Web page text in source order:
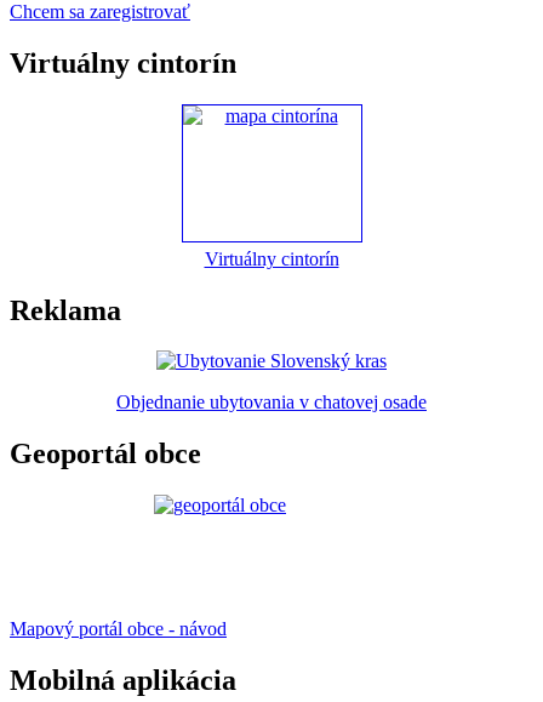
Chcem sa zaregistrovať
Virtuálny cintorín
Virtuálny cintorín
Reklama
Objednanie ubytovania v chatovej osade
Geoportál obce
Mapový portál obce - návod
Mobilná aplikácia